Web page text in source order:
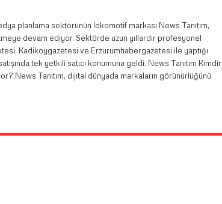
planlama sektörünün lokomotif markası News Tanıtım,
devam ediyor. Sektörde uzun yıllardır profesyonel
Kadikoygazetesi ve Erzurumhabergazetesi ile yaptığı
tek yetkili satıcı konumuna geldi. News Tanıtım Kimdir
News Tanıtım, dijital dünyada markaların görünürlüğünü